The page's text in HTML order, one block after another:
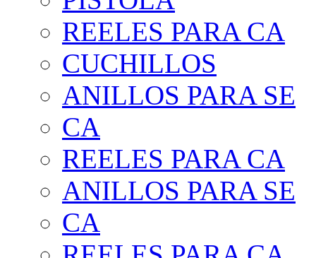
REELES PARA CA
CUCHILLOS
ANILLOS PARA SE
CA
REELES PARA CA
ANILLOS PARA SE
CA